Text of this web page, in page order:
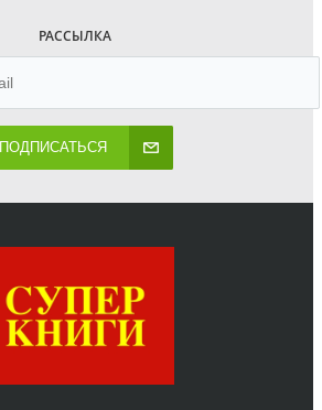
РАССЫЛКА
ПОДПИСАТЬСЯ